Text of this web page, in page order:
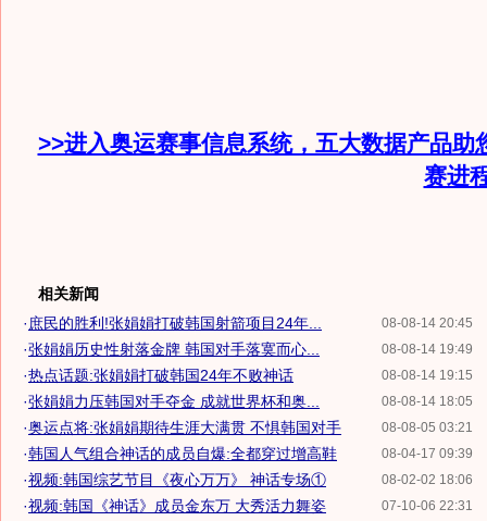
>>进入奥运赛事信息系统，五大数据产品助
赛进
相关新闻
08-08-14 20:45
· 庶民的胜利!张娟娟打破韩国射箭项目24年...
08-08-14 19:49
·张娟娟历史性射落金牌 韩国对手落寞而心...
08-08-14 19:15
·热点话题:张娟娟打破韩国24年不败神话
08-08-14 18:05
·张娟娟力压韩国对手夺金 成就世界杯和奥...
08-08-05 03:21
·奥运点将:张娟娟期待生涯大满贯 不惧韩国对手
08-04-17 09:39
·韩国人气组合神话的成员自爆:全都穿过增高鞋
08-02-02 18:06
·视频:韩国综艺节目《夜心万万》 神话专场①
07-10-06 22:31
·视频:韩国《神话》成员金东万 大秀活力舞姿